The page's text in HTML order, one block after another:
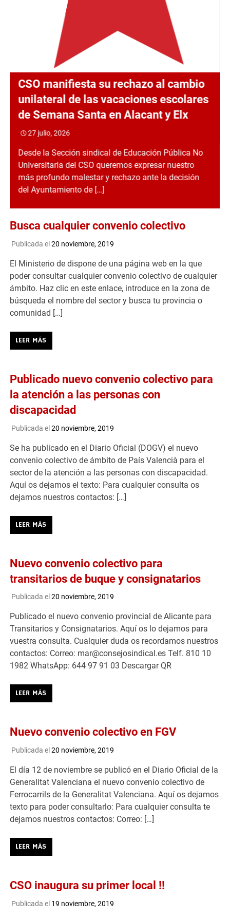
CSO manifiesta su rechazo al cambio
unilateral de las vacaciones escolares
de Semana Santa en Alacant y Elx
27 julio, 2026
Desde la Sección sindical de Educación Pública No
Universitaria del CSO queremos expresar nuestro
más profundo malestar y rechazo ante la decisión
del Ayuntamiento de […]
Busca cualquier convenio colectivo
Publicada el 20 noviembre, 2019
El Ministerio de dispone de una página web en la que
poder consultar cualquier convenio colectivo de cualquier
ámbito. Haz clic en este enlace, introduce en la zona de
búsqueda el nombre del sector y busca tu provincia o
comunidad […]
LEER MÁS
Publicado nuevo convenio colectivo para
la atención a las personas con
discapacidad
Publicada el 20 noviembre, 2019
Se ha publicado en el Diario Oficial (DOGV) el nuevo
convenio colectivo de ámbito de País Valencià para el
sector de la atención a las personas con discapacidad.
Aquí os dejamos el texto: Para cualquier consulta os
dejamos nuestros contactos: […]
LEER MÁS
Nuevo convenio colectivo para
transitarios de buque y consignatarios
Publicada el 20 noviembre, 2019
Publicado el nuevo convenio provincial de Alicante para
Transitarios y Consignatarios. Aquí os lo dejamos para
vuestra consulta. Cualquier duda os recordamos nuestros
contactos: Correo: mar@consejosindical.es Telf. 810 10
1982 WhatsApp: 644 97 91 03 Descargar QR
LEER MÁS
Nuevo convenio colectivo en FGV
Publicada el 20 noviembre, 2019
El día 12 de noviembre se publicó en el Diario Oficial de la
Generalitat Valenciana el nuevo convenio colectivo de
Ferrocarrils de la Generalitat Valenciana. Aquí os dejamos
texto para poder consultarlo: Para cualquier consulta te
dejamos nuestros contactos: Correo: […]
LEER MÁS
CSO inaugura su primer local !!
Publicada el 19 noviembre, 2019